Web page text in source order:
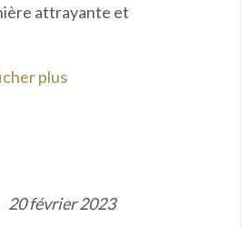
attrayante et
plus
20 février 2023